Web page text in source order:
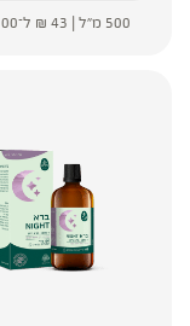
500 מ"ל | ₪ 43 ל־100 מ"ל